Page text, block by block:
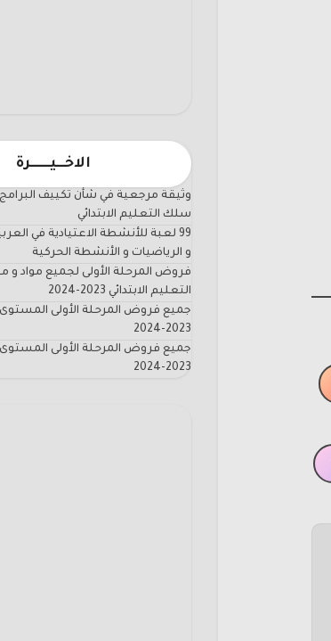
الاخـــيـــــــرة
وثيقة مرجعية في شأن تكييف البرامج
سلك التعليم الابتدائي
99 لعبة للأنشطة الاعتيادية في
و الرياضيات و الأنشطة الحركية
فروض المرحلة الأولى لجميع مواد و
التعليم الابتدائي 2023-2024
جميع فروض المرحلة الأولى
2023-2024
جميع فروض المرحلة الأولى
2023-2024